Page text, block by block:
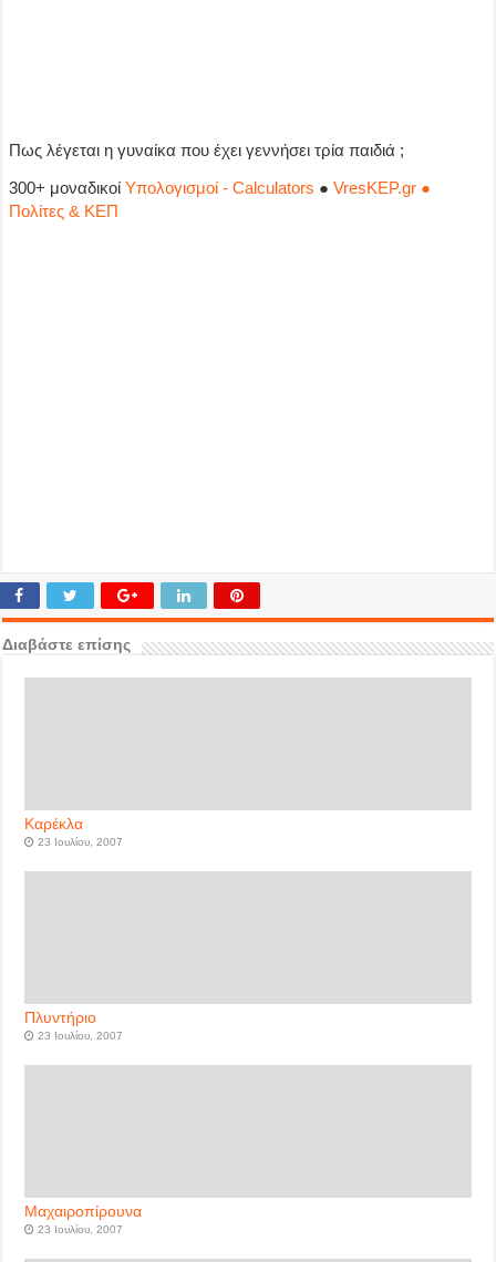
Πως λέγεται η γυναίκα που έχει γεννήσει τρία παιδιά ;
300+ μοναδικοίΥπολογισμοί - Calculators ●VresKEP.gr ●
Πολίτες & ΚΕΠ
Διαβάστε επίσης
Καρέκλα
23 Ιουλίου, 2007
Πλυντήριο
23 Ιουλίου, 2007
Μαχαιροπίρουνα
23 Ιουλίου, 2007